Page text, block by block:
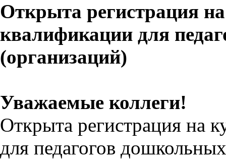
Открыта регистрация
квалификации для
(организаций)
Уважаемые коллеги!
Открыта регистрация на
для педагогов